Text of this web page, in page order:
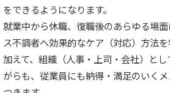
をできるようになります。
就業中から休職、復職後のあらゆる場
ス不調者へ効果的なケア（対応）方法を
加えて、組織（人事・上司・会社）と
がらも、従業員にも納得・満足のいく